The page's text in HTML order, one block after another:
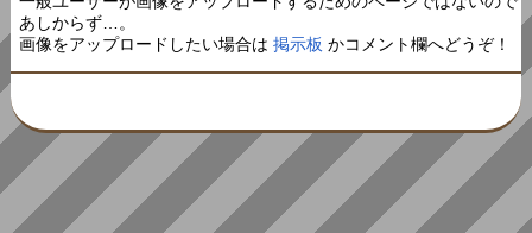
あしからず…。
画像をアップロードしたい場合は掲示板 かコメント欄へどうぞ！